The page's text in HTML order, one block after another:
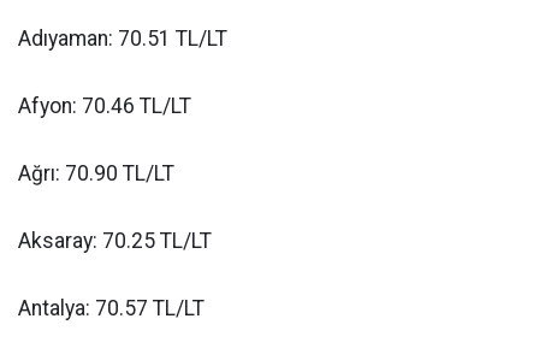
Adıyaman: 70.51 TL/LT
Afyon: 70.46 TL/LT
Ağrı: 70.90 TL/LT
Aksaray: 70.25 TL/LT
Antalya: 70.57 TL/LT